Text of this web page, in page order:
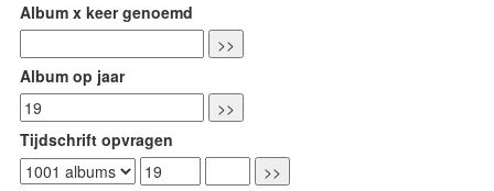
Album x keer genoemd
Album op jaar
Tijdschrift opvragen